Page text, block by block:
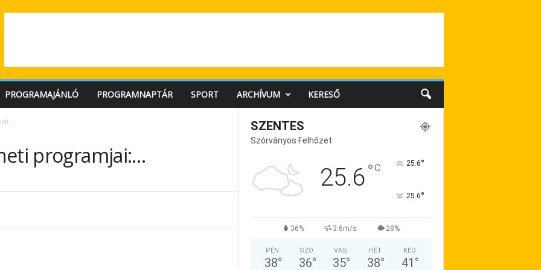
PROGRAMAJÁNLÓ PROGRAMNAPTÁR SPORT ARCHÍVUM KERESŐ
programjai:…
SZENTES
Szórványos Felhőzet
25.6°C 25.6°
25.6°
36% 3.6m/s 28%
PÉN
38°
SZO
36°
VAS
35°
HÉT
38°
KED
41 °